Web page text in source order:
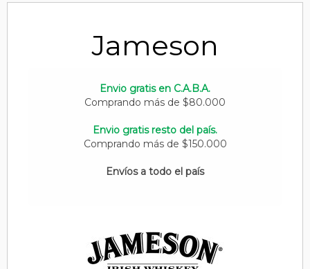
Jameson
Envio gratis en C.A.B.A.
Comprando más de $80.000
Envio gratis resto del país.
Comprando más de $150.000
Envíos a todo el país